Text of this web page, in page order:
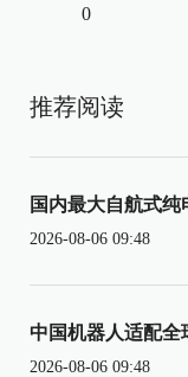
0
推荐阅读
国内最大自航式
2026-08-06 09:48
中国机器人适配全
2026-08-06 09:48